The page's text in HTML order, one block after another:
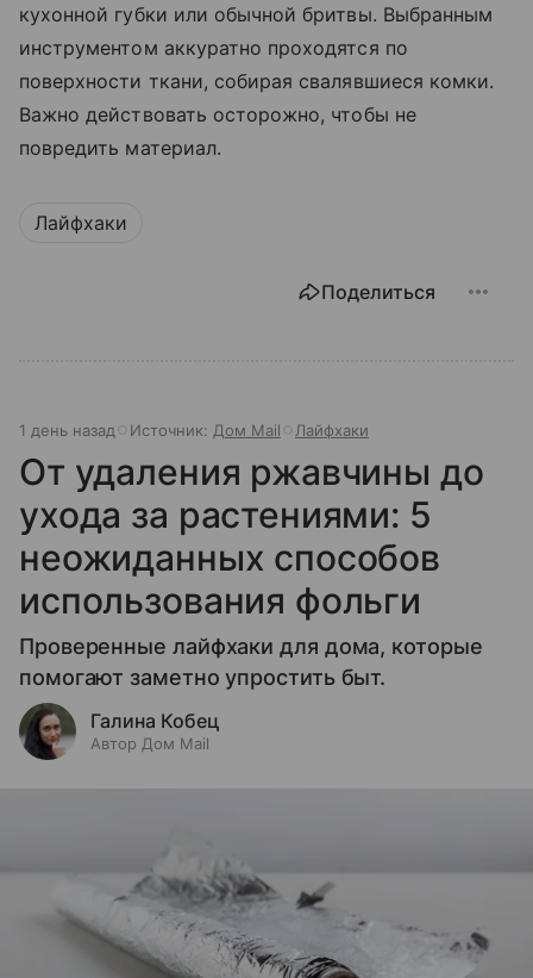
кухонной губки или обычной бритвы. Выбранным
инструментом аккуратно проходятся по
поверхности ткани, собирая свалявшиеся комки.
Важно действовать осторожно, чтобы не
повредить материал.
Лайфхаки
Поделиться
1 день назад Источник: Дом Mail Лайфхаки
От удаления ржавчины до
ухода за растениями: 5
неожиданных способов
использования фольги
Проверенные лайфхаки для дома, которые
помогают заметно упростить быт.
Галина Кобец
Автор Дом Mail